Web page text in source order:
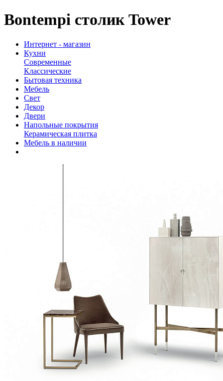
Bontempi столик Tower
Интернет - магазин
Кухни
Современные
Классические
Бытовая техника
Мебель
Свет
Декор
Двери
Напольные покрытия
Керамическая плитка
Мебель в наличии